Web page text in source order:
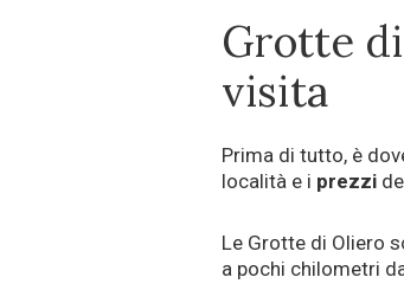
Grotte
visita
Prima di tutto, è
località e i prezzi
Le Grotte di Oliero
a pochi chilometri